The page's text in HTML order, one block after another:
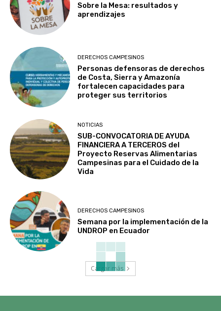
Sobre la Mesa: resultados y
aprendizajes
DERECHOS CAMPESINOS
Personas defensoras de derechos
de Costa, Sierra y Amazonía
fortalecen capacidades para
proteger sus territorios
NOTICIAS
SUB-CONVOCATORIA DE AYUDA
FINANCIERA A TERCEROS del
Proyecto Reservas Alimentarias
Campesinas para el Cuidado de la
Vida
DERECHOS CAMPESINOS
Semana por la implementación de la
UNDROP en Ecuador
Cargar más